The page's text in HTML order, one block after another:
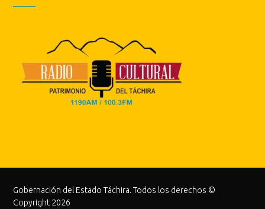
Gobernación del Estado Táchira. Todos los derechos ©
Copyright 2026